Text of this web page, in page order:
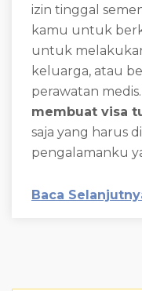
izin tinggal
kamu untuk
untuk
keluarga, atau
perawatan
membuat visa
saja yang harus
pengalamanku
Baca